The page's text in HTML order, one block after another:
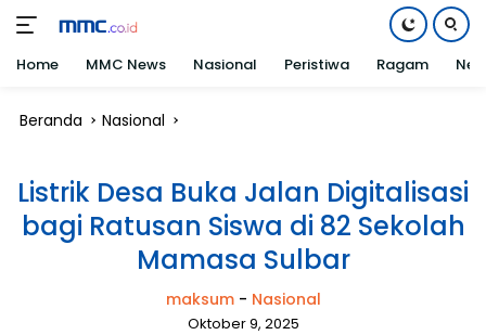
Home MMC News Nasional Peristiwa Ragam
Beranda Nasional
Listrik Desa Buka Jalan Digitalisasi
bagi Ratusan Siswa di 82 Sekolah
Mamasa Sulbar
maksum- Nasional
Oktober 9, 2025